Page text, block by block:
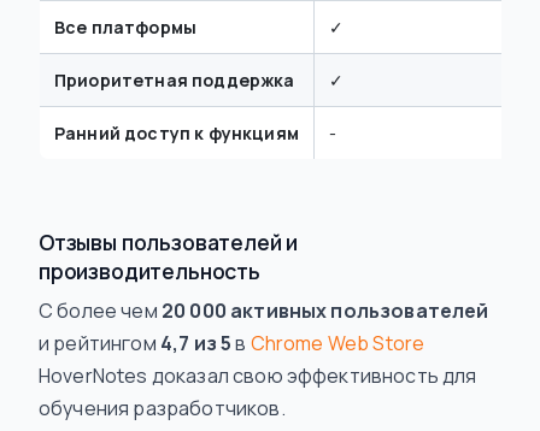
Все платформы ✓
Приоритетная поддержка ✓
Ранний доступ к функциям -
Отзывы пользователей и
производительность
С более чем 20 000 активных пользователей
и рейтингом 4,7 из 5в Chrome Web Store
HoverNotes доказал свою эффективность для
обучения разработчиков.